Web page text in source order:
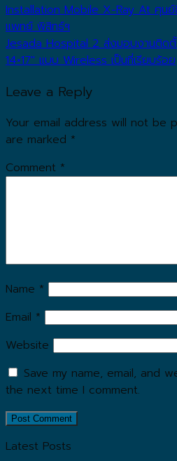
Installation Mobile X-Ray At ศุน
แพทย์ พิสิทธ์ฯ
Jesada Hospital 2 ส่งมอบงานติดตั้
14×17″ แบบ Wireless เป็นที่เรียบร้อย
Leave a Reply
Your email address will not be
are marked *
Comment *
Name *
Email *
Website
Save my name, email, and
the next time I comment.
Latest Posts